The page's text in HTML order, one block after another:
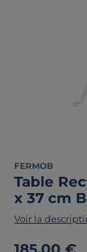
FERMOB
Table
x 37 cm
Voir la